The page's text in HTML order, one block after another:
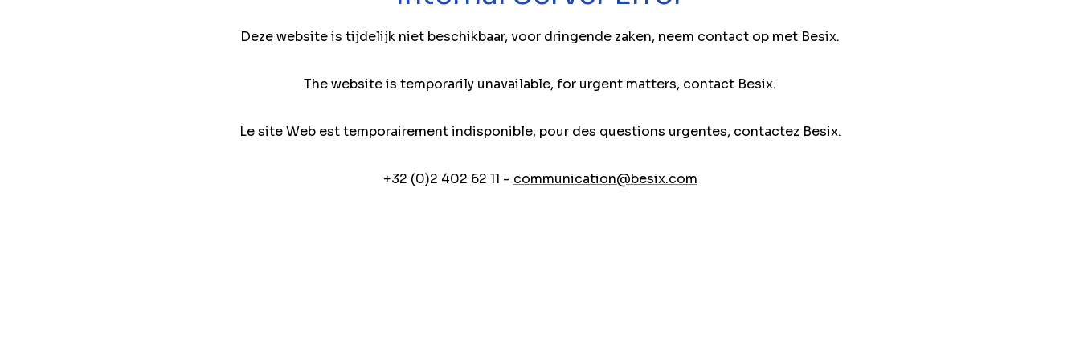
Deze website is tijdelijk niet beschikbaar, voor dringende zaken, neem contact op met Besix.
The website is temporarily unavailable, for urgent matters, contact Besix.
Le site Web est temporairement indisponible, pour des questions urgentes, contactez Besix.
+32 (0)2 402 62 11 - communication@besix.com